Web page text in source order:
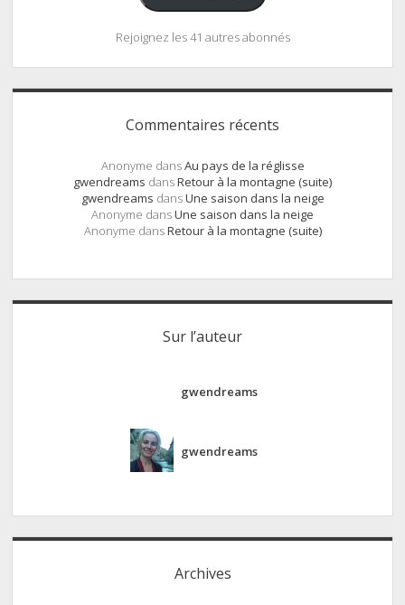
Rejoignez les 41 autres abonnés
Commentaires récents
Anonyme dansAu pays de la réglisse
gwendreams dansRetour à la montagne (suite)
gwendreams dansUne saison dans la neige
Anonyme dansUne saison dans la neige
Anonyme dansRetour à la montagne (suite)
Sur l’auteur
gwendreams
gwendreams
Archives